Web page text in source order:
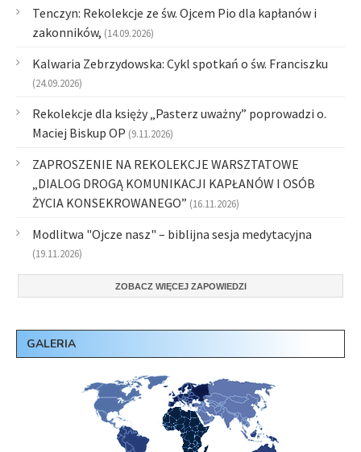
Tenczyn: Rekolekcje ze św. Ojcem Pio dla kapłanów i
zakonników, (14.09.2026)
Kalwaria Zebrzydowska: Cykl spotkań o św. Franciszku
(24.09.2026)
Rekolekcje dla księży „Pasterz uważny” poprowadzi o.
Maciej Biskup OP (9.11.2026)
ZAPROSZENIE NA REKOLEKCJE WARSZTATOWE
„DIALOG DROGĄ KOMUNIKACJI KAPŁANÓW I OSÓB
ŻYCIA KONSEKROWANEGO” (16.11.2026)
Modlitwa "Ojcze nasz" – biblijna sesja medytacyjna
(19.11.2026)
ZOBACZ WIĘCEJ ZAPOWIEDZI
GALERIA